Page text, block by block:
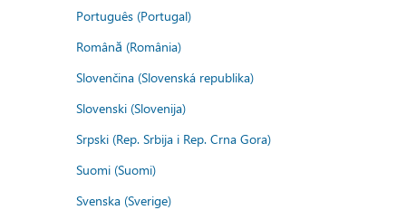
Português (Portugal)
Română (România)
Slovenčina (Slovenská republika)
Slovenski (Slovenija)
Srpski (Rep. Srbija i Rep. Crna Gora)
Suomi (Suomi)
Svenska (Sverige)